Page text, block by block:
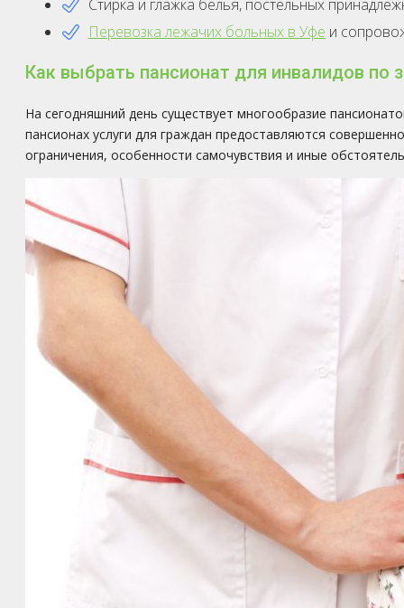
Стирка и глажка белья, постельных
Перевозка лежачих больных в Уфе и
Как выбрать пансионат для инвалидов по
На сегодняшний день существует многообразие
пансионах услуги для граждан предоставляются
ограничения, особенности самочувствия и иные